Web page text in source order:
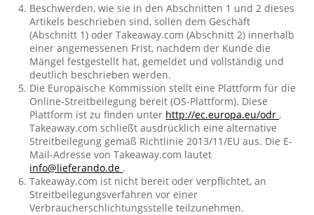
Beschwerden, wie sie in den Abschnitten 1 und 2 dieses
Artikels beschrieben sind, sollen dem Geschäft
(Abschnitt 1) oder Takeaway.com (Abschnitt 2) innerhalb
einer angemessenen Frist, nachdem der Kunde die
Mängel festgestellt hat, gemeldet und vollständig und
deutlich beschrieben werden.
Die Europäische Kommission stellt eine Plattform für die
Online-Streitbeilegung bereit (OS-Plattform). Diese
Plattform ist zu finden unter http://ec.europa.eu/odr .
Takeaway.com schließt ausdrücklich eine alternative
Streitbeilegung gemäß Richtlinie 2013/11/EU aus. Die E-
Mail-Adresse von Takeaway.com lautet
info@lieferando.de .
Takeaway.com ist nicht bereit oder verpflichtet, an
Streitbeilegungsverfahren vor einer
Verbraucherschlichtungsstelle teilzunehmen.